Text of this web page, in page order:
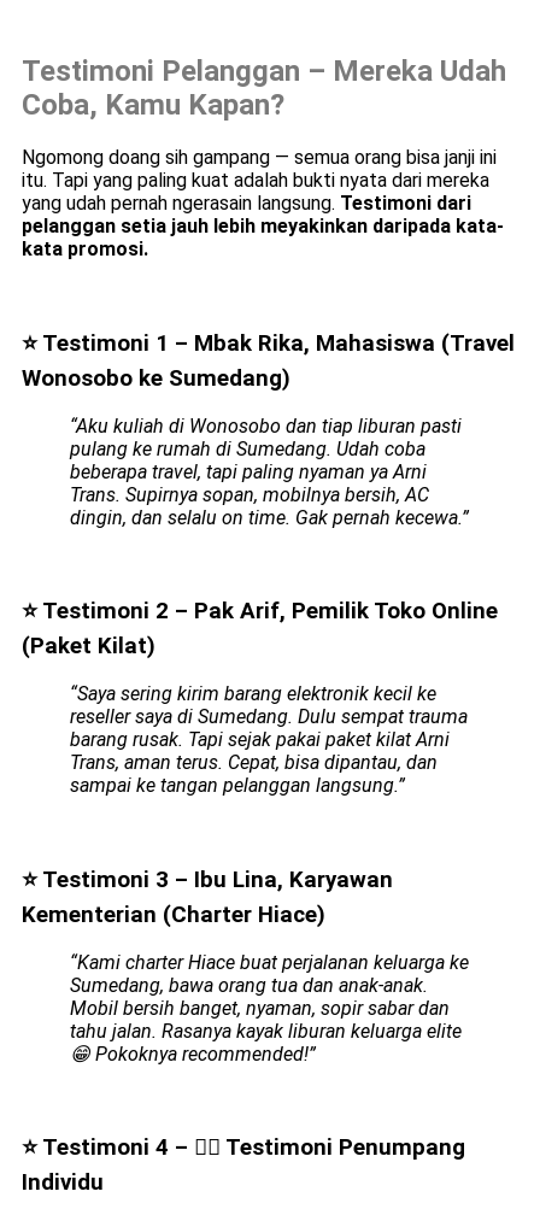
Testimoni Pelanggan – Mereka Udah
Coba, Kamu Kapan?
Ngomong doang sih gampang — semua orang bisa janji ini
itu. Tapi yang paling kuat adalah bukti nyata dari mereka
yang udah pernah ngerasain langsung. Testimoni dari
pelanggan setia jauh lebih meyakinkan daripada kata-
kata promosi.
⭐ Testimoni 1 – Mbak Rika, Mahasiswa (Travel
Wonosobo ke Sumedang)
“Aku kuliah di Wonosobo dan tiap liburan pasti
pulang ke rumah di Sumedang. Udah coba
beberapa travel, tapi paling nyaman ya Arni
Trans. Supirnya sopan, mobilnya bersih, AC
dingin, dan selalu on time. Gak pernah kecewa.”
⭐ Testimoni 2 – Pak Arif, Pemilik Toko Online
(Paket Kilat)
“Saya sering kirim barang elektronik kecil ke
reseller saya di Sumedang. Dulu sempat trauma
barang rusak. Tapi sejak pakai paket kilat Arni
Trans, aman terus. Cepat, bisa dipantau, dan
sampai ke tangan pelanggan langsung.”
⭐ Testimoni 3 – Ibu Lina, Karyawan
Kementerian (Charter Hiace)
“Kami charter Hiace buat perjalanan keluarga ke
Sumedang, bawa orang tua dan anak-anak.
Mobil bersih banget, nyaman, sopir sabar dan
tahu jalan. Rasanya kayak liburan keluarga elite
😁 Pokoknya recommended!”
⭐ Testimoni 4 – 👩‍⚕️ Testimoni Penumpang
Individu